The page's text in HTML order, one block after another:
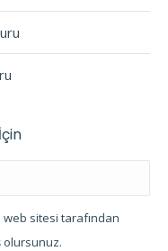
sitesi tarafından
olursunuz.